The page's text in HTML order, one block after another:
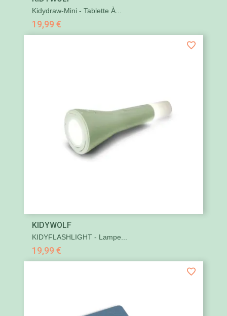
Kidydraw-Mini - Tablette À...
19,99 €
KIDYWOLF
KIDYFLASHLIGHT - Lampe...
19,99 €